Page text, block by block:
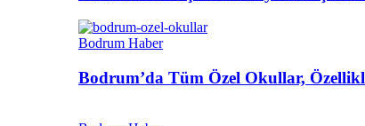
Bodrum Haber
Bodrum’da Tüm Özel Okullar,